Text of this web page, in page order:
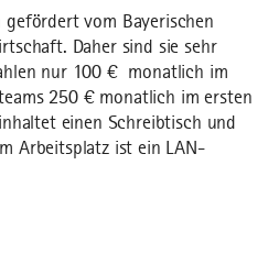
vom Bayerischen
Daher sind sie sehr
nur 100 € monatlich im
250 € monatlich im ersten
einen Schreibtisch und
Arbeitsplatz ist ein LAN-